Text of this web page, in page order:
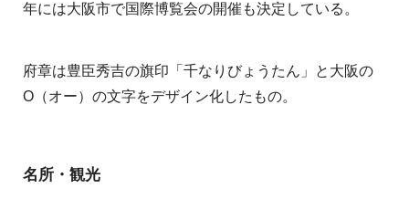
年には大阪市で国際博覧会の開催も決定している。
府章は豊臣秀吉の旗印「千なりびょうたん」と大阪の
O（オー）の文字をデザイン化したもの。
名所・観光